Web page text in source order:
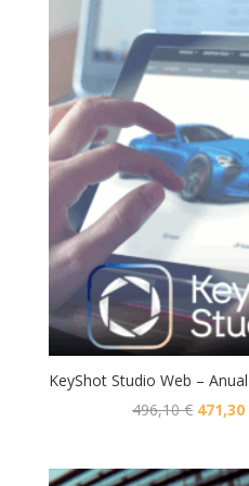
KeyShot Studio Web – Anual
496,10€ El
original
471,30